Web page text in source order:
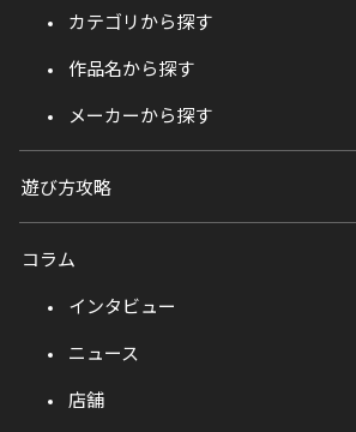
カテゴリから探す
作品名から探す
メーカーから探す
遊び方攻略
コラム
インタビュー
ニュース
店舗